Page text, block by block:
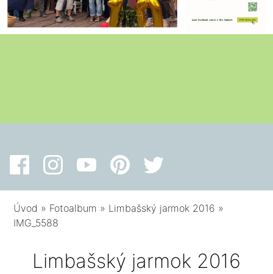
Úvod » Fotoalbum » Limbašský jarmok 2016 »
IMG_5588
Limbašský jarmok 2016